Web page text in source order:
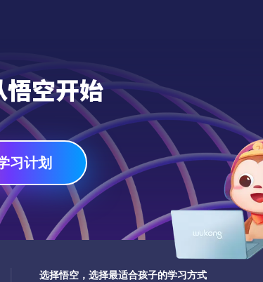
空开始
习计划
选择悟空，选择最适合孩子的学习方式